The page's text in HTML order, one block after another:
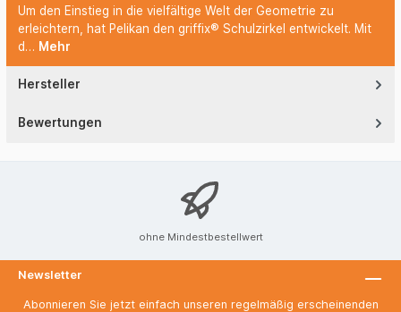
Um den Einstieg in die vielfältige Welt der Geometrie zu
erleichtern, hat Pelikan den griffix® Schulzirkel entwickelt. Mit
d… Mehr
Hersteller
Bewertungen
ohne Mindestbestellwert
Newsletter
Abonnieren Sie jetzt einfach unseren regelmäßig erscheinenden